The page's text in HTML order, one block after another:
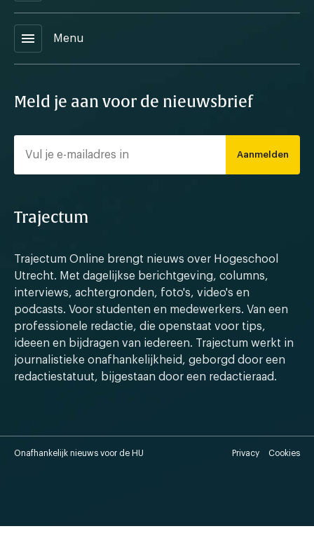
menu Menu
Meld je aan voor de nieuwsbrief
Aanmelden
Trajectum
Trajectum Online brengt nieuws over Hogeschool
Utrecht. Met dagelijkse berichtgeving, columns,
interviews, achtergronden, foto's, video's en
podcasts. Voor studenten en medewerkers. Van een
professionele redactie, die openstaat voor tips,
ideeen en bijdragen van iedereen. Trajectum werkt in
journalistieke onafhankelijkheid, geborgd door een
redactiestatuut, bijgestaan door een redactieraad.
Onafhankelijk nieuws voor de HU Privacy Cookies